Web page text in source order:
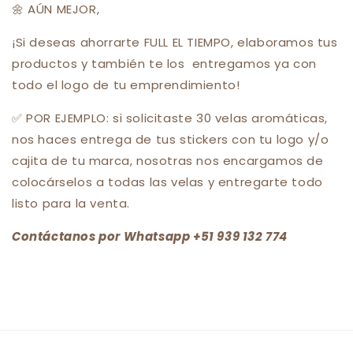
🌼 AÚN MEJOR,
¡Si deseas ahorrarte FULL EL TIEMPO, elaboramos tus
productos y también te los entregamos ya con
todo el logo de tu emprendimiento!
✅ POR EJEMPLO: si solicitaste 30 velas aromáticas,
nos haces entrega de tus stickers con tu logo y/o
cajita de tu marca, nosotras nos encargamos de
colocárselos a todas las velas y entregarte todo
listo para la venta.
Contáctanos por Whatsapp +51 939 132 774